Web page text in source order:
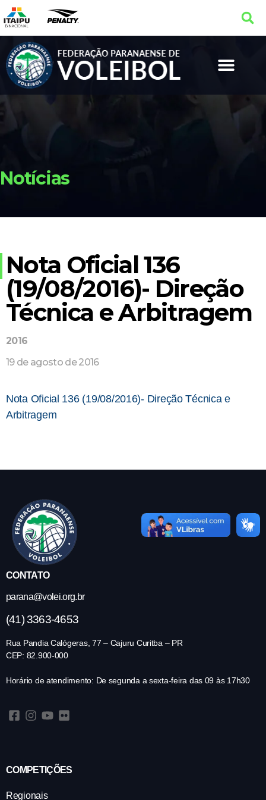
Notícias
Nota Oficial 136
(19/08/2016)- Direção
Técnica e Arbitragem
2016
19 de agosto de 2016
Nota Oficial 136 (19/08/2016)- Direção Técnica e
Arbitragem
CONTATO
parana@volei.org.br
(41) 3363-4653
Rua Pandia Calógeras, 77 – Cajuru Curitba – PR
CEP: 82.900-000
Horário de atendimento: De segunda a sexta-feira das 09 às 17h30
COMPETIÇÕES
Regionais